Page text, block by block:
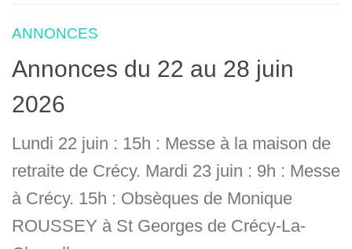
ANNONCES
Annonces du 22 au 28 juin
2026
Lundi 22 juin : 15h : Messe à la maison de
retraite de Crécy. Mardi 23 juin : 9h : Messe
à Crécy. 15h : Obsèques de Monique
ROUSSEY à St Georges de Crécy-La-